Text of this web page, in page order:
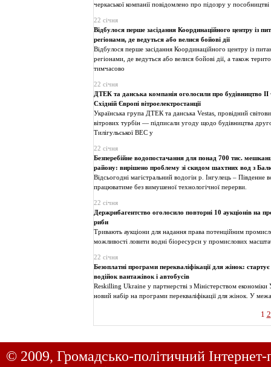
черкаської компанії повідомлено про підозру у
22 січня
Відбулося перше засідання Координаційного центру із
регіонами, де ведуться або велися бойові дії
Відбулося перше засідання Координаційного центру із
регіонами, де ведуться або велися бойові дії, а також
тимчасово
22 січня
ДТЕК та данська компанія оголосили про будівництво II
Східній Європі вітроелектростанції
Українська група ДТЕК та данська Vestas, провідний
вітрових турбін — підписали угоду щодо будівництва
Тилігульської ВЕС у
22 січня
Безперебійне водопостачання для понад 700 тис.
району: вирішено проблему зі скидом шахтних вод з
Відсьогодні магістральний водогін р. Інгулець – Південне
працюватиме без вимушеної технологічної перерви.
22 січня
Держрибагентство оголосило повторні 10 аукціонів на
риби
Тривають аукціони для надання права потенційним
можливості ловити водні біоресурси у промислових
22 січня
Безоплатні програми перекваліфікації для жінок:
водійок вантажівок і автобусів
Reskilling Ukraine у партнерстві з Міністерством економіки
новий набір на програми перекваліфікації для жінок. У
1 2
© 2009, Громадсько-політичний Інтернет-